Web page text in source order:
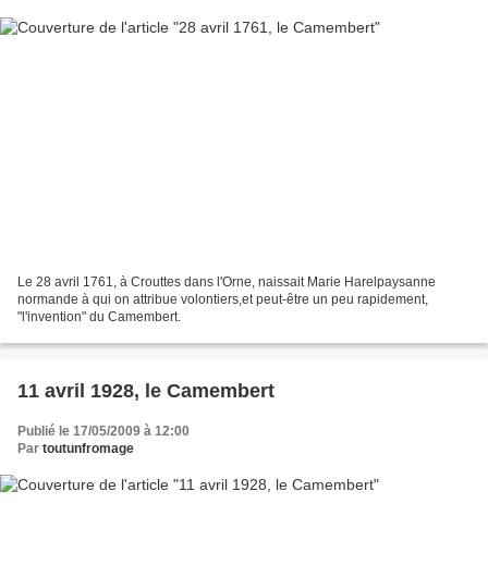
Le 28 avril 1761, à Crouttes dans l'Orne, naissait Marie Harelpaysanne
normande à qui on attribue volontiers,et peut-être un peu rapidement,
"l'invention" du Camembert.
11 avril 1928, le Camembert
Publié le 17/05/2009 à 12:00
Par toutunfromage